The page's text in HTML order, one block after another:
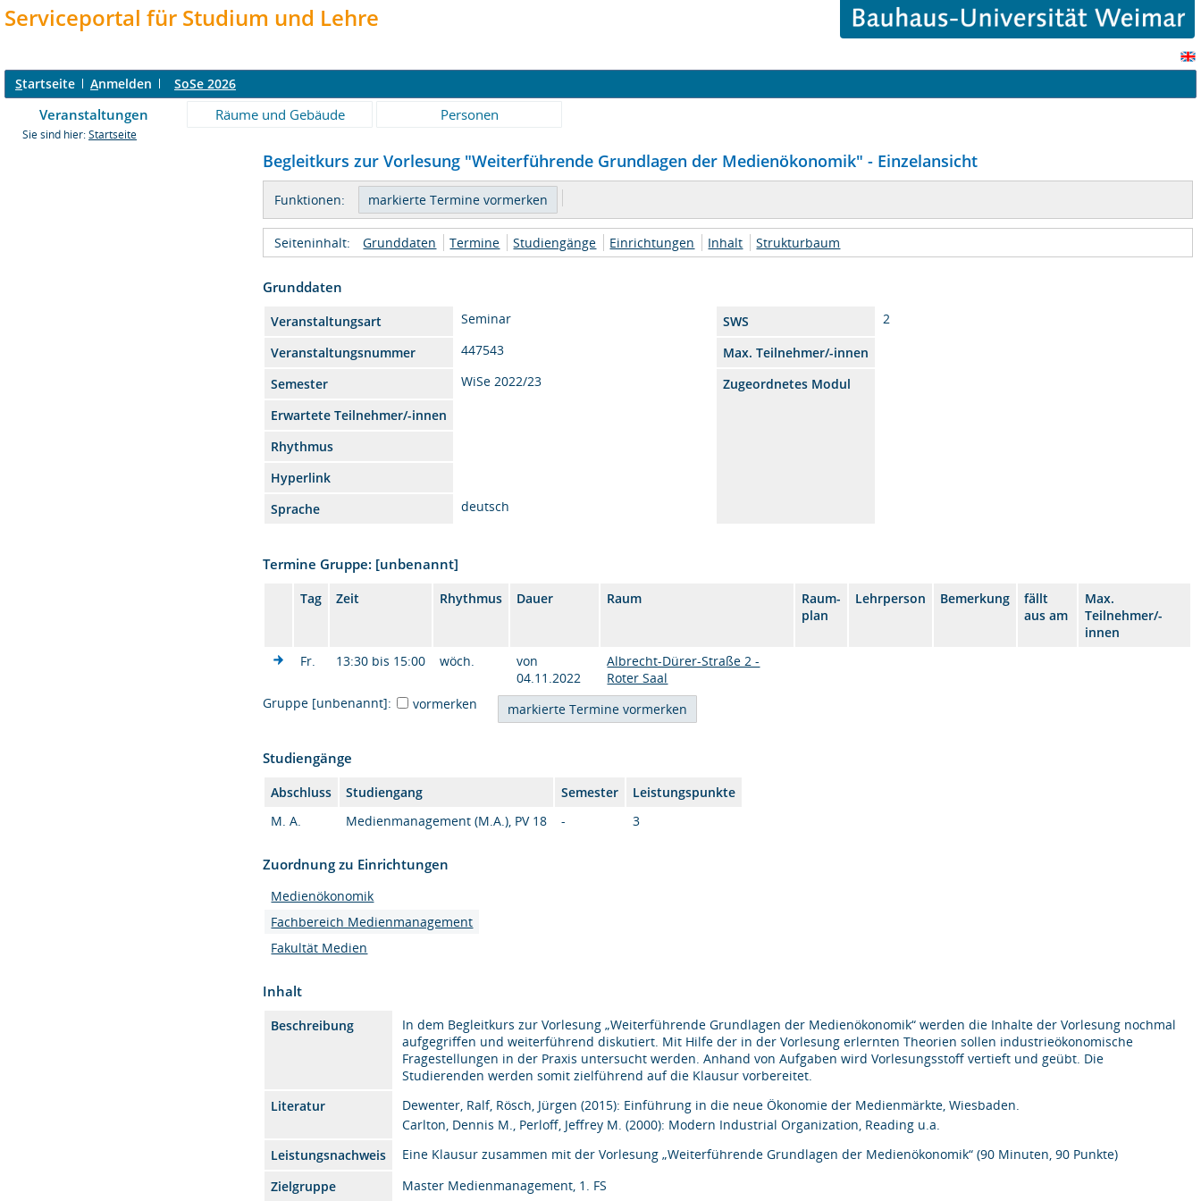
Serviceportal für Studium und Lehre
Startseite Anmelden SoSe 2026
Veranstaltungen Räume und Gebäude Personen
Sie sind hier: Startseite
Begleitkurs zur Vorlesung "Weiterführende Grundlagen der Medienökonomik" - Einzelansicht
Funktionen:
Seiteninhalt: Grunddaten Termine Studiengänge Einrichtungen Inhalt Strukturbaum
Grunddaten
Veranstaltungsart Seminar SWS
2
Veranstaltungsnummer
447543
Max. Teilnehmer/-innen
Semester
WiSe 2022/23
Zugeordnetes Modul
Erwartete Teilnehmer/-innen
Rhythmus
Hyperlink
Sprache
deutsch
Termine Gruppe: [unbenannt]
Tag Zeit Rhythmus Dauer Raum
Raum-
plan
Lehrperson Bemerkung
fällt
aus am
Max.
Teilnehmer/-
innen
Fr.
13:30 bis 15:00 wöch.
von
04.11.2022
Albrecht-Dürer-Straße 2 -
Roter Saal
Gruppe [unbenannt]:
vormerken
Studiengänge
Abschluss Studiengang Semester
Leistungspunkte
M. A.
Medienmanagement (M.A.), PV 18 - 3
Zuordnung zu Einrichtungen
Medienökonomik
Fachbereich Medienmanagement
Fakultät Medien
Inhalt
Beschreibung
In dem Begleitkurs zur Vorlesung „Weiterführende Grundlagen der Medienökonomik“ werden die Inhalte der Vorlesung nochmal
aufgegriffen und weiterführend diskutiert. Mit Hilfe der in der Vorlesung erlernten Theorien sollen industrieökonomische
Fragestellungen in der Praxis untersucht werden. Anhand von Aufgaben wird Vorlesungsstoff vertieft und geübt. Die
Studierenden werden somit zielführend auf die Klausur vorbereitet.
Literatur
Dewenter, Ralf, Rösch, Jürgen (2015): Einführung in die neue Ökonomie der Medienmärkte, Wiesbaden.
Carlton, Dennis M., Perloff, Jeffrey M. (2000): Modern Industrial Organization, Reading u.a.
Leistungsnachweis
Eine Klausur zusammen mit der Vorlesung „Weiterführende Grundlagen der Medienökonomik“ (90 Minuten, 90 Punkte)
Zielgruppe
Master Medienmanagement, 1. FS